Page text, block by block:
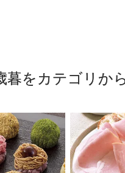
暮をカテゴリか